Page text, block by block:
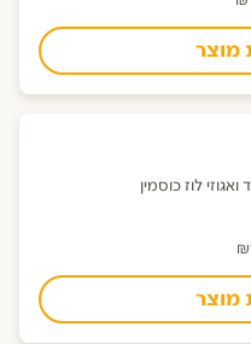
מוצר
לוז כוסמין
מוצר